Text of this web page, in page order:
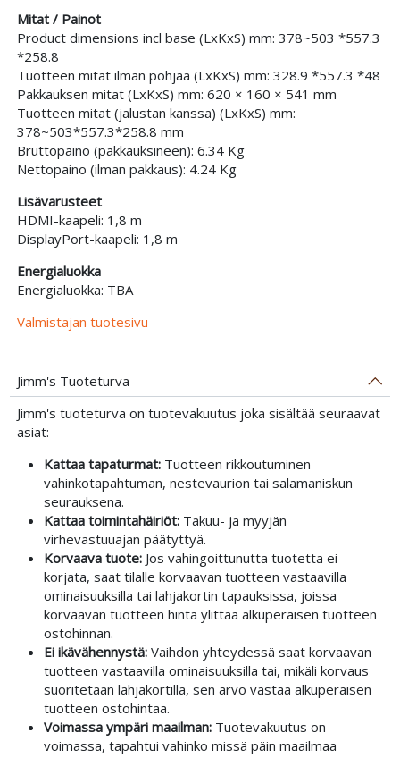
Mitat / Painot
Product dimensions incl base (LxKxS) mm: 378~503 *557.3
*258.8
Tuotteen mitat ilman pohjaa (LxKxS) mm: 328.9 *557.3 *48
Pakkauksen mitat (LxKxS) mm: 620 × 160 × 541 mm
Tuotteen mitat (jalustan kanssa) (LxKxS) mm:
378~503*557.3*258.8 mm
Bruttopaino (pakkauksineen): 6.34 Kg
Nettopaino (ilman pakkaus): 4.24 Kg
Lisävarusteet
HDMI-kaapeli: 1,8 m
DisplayPort-kaapeli: 1,8 m
Energialuokka
Energialuokka: TBA
Valmistajan tuotesivu
Jimm's Tuoteturva
Jimm's tuoteturva on tuotevakuutus joka sisältää seuraavat
asiat:
Kattaa tapaturmat:Tuotteen rikkoutuminen
vahinkotapahtuman, nestevaurion tai salamaniskun
seurauksena.
Kattaa toimintahäiriöt:Takuu- ja myyjän
virhevastuuajan päätyttyä.
Korvaava tuote:Jos vahingoittunutta tuotetta ei
korjata, saat tilalle korvaavan tuotteen vastaavilla
ominaisuuksilla tai lahjakortin tapauksissa, joissa
korvaavan tuotteen hinta ylittää alkuperäisen tuotteen
ostohinnan.
Ei ikävähennystä:Vaihdon yhteydessä saat korvaavan
tuotteen vastaavilla ominaisuuksilla tai, mikäli korvaus
suoritetaan lahjakortilla, sen arvo vastaa alkuperäisen
tuotteen ostohintaa.
Voimassa ympäri maailman:Tuotevakuutus on
voimassa, tapahtui vahinko missä päin maailmaa